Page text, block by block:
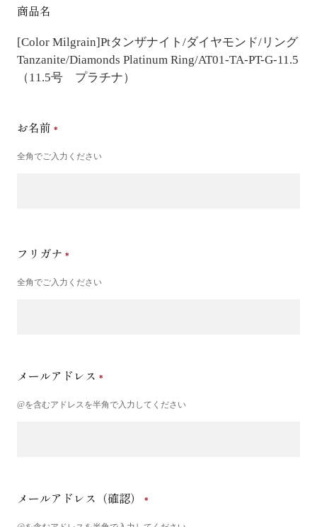
商品名
[Color Milgrain]Ptタンザナイト/ダイヤモンド/リング
Tanzanite/Diamonds Platinum Ring/AT01-TA-PT-G-11.5
（11.5号 プラチナ）
お名前
全角でご入力ください
フリガナ
全角でご入力ください
メールアドレス
@を含むアドレスを半角で入力してください
メールアドレス（確認）